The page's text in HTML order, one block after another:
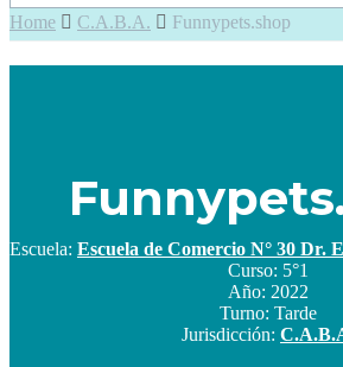
Home C.A.B.A. Funnypets.shop
Escuela: Escuela de Comercio N° 30 Dr.
Curso: 5°1
Año: 2022
Turno: Tarde
Jurisdicción: